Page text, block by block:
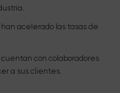
acelerado las tasas de
con colaboradores
a sus clientes.